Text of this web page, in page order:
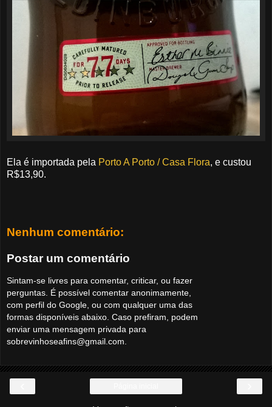
Ela é importada pela Porto A Porto / Casa Flora, e custou
R$13,90.
Nenhum comentário:
Postar um comentário
Sintam-se livres para comentar, criticar, ou fazer
perguntas. É possível comentar anonimamente,
com perfil do Google, ou com qualquer uma das
formas disponíveis abaixo. Caso prefiram, podem
enviar uma mensagem privada para
sobrevinhoseafins@gmail.com.